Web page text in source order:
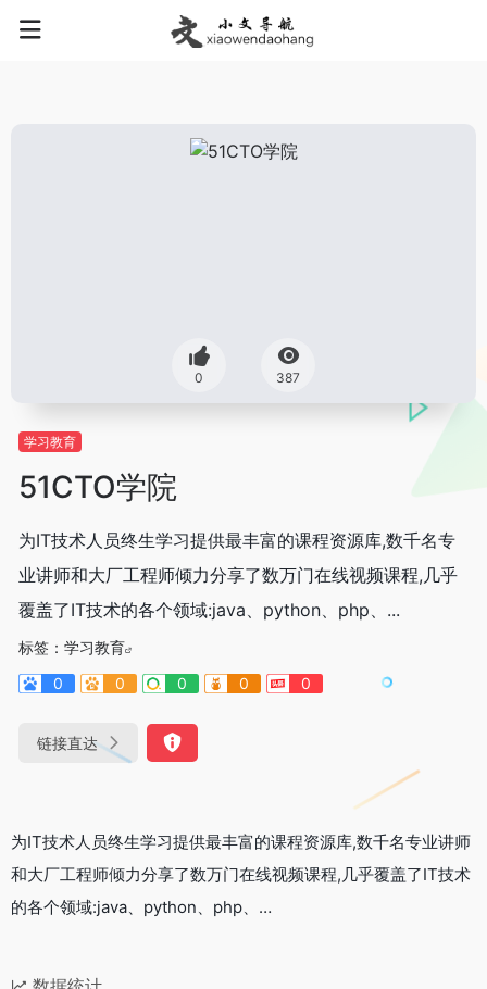
0 387
学习教育
51CTO学院
为IT技术人员终生学习提供最丰富的课程资源库,数千名专
业讲师和大厂工程师倾力分享了数万门在线视频课程,几乎
覆盖了IT技术的各个领域:java、python、php、...
标签： 学习教育
0
0 0 0 0
链接直达
为IT技术人员终生学习提供最丰富的课程资源库,数千名专业讲师
和大厂工程师倾力分享了数万门在线视频课程,几乎覆盖了IT技术
的各个领域:java、python、php、…